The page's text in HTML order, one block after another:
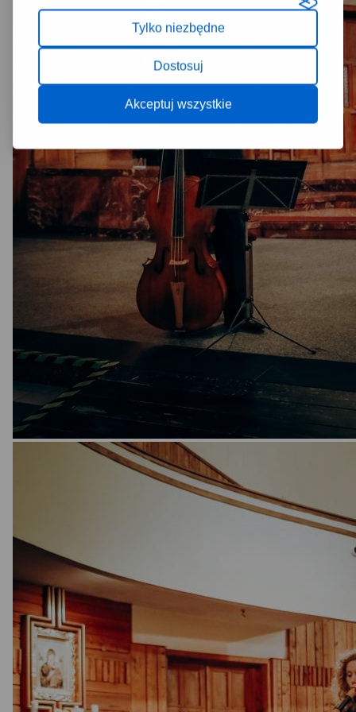
Tylko niezbędne
Dostosuj
Akceptuj wszystkie